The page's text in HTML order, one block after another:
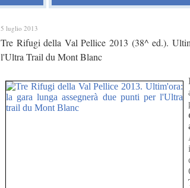
5 luglio 2013
Tre Rifugi della Val Pellice 2013 (38^ ed.).
l'Ultra Trail du Mont Blanc